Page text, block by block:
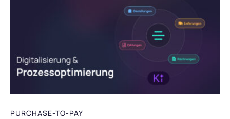
PURCHASE-TO-PAY